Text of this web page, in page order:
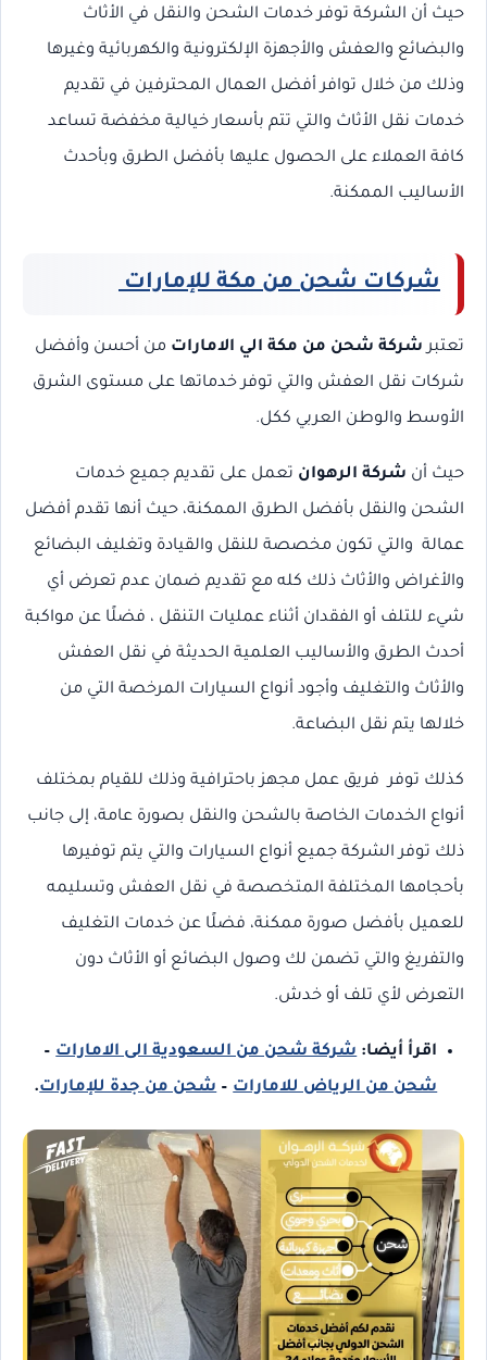
حيث أن الشركة توفر خدمات الشحن والنقل في الأثاث
والبضائع والعفش والأجهزة الإلكترونية والكهربائية وغيرها
وذلك من خلال توافر أفضل العمال المحترفين في تقديم
خدمات نقل الأثاث والتي تتم بأسعار خيالية مخفضة تساعد
كافة العملاء على الحصول عليها بأفضل الطرق وبأحدث
الأساليب الممكنة.
شركات شحن من مكة للإمارات
تعتبر شركة شحن من مكة الي الامارات من أحسن وأفضل
شركات نقل العفش والتي توفر خدماتها على مستوى الشرق
الأوسط والوطن العربي ككل.
حيث أن شركة الرهوان تعمل على تقديم جميع خدمات
الشحن والنقل بأفضل الطرق الممكنة، حيث أنها تقدم أفضل
عمالة والتي تكون مخصصة للنقل والقيادة وتغليف البضائع
والأغراض والأثاث ذلك كله مع تقديم ضمان عدم تعرض أي
شيء للتلف أو الفقدان أثناء عمليات التنقل ، فضلًا عن مواكبة
أحدث الطرق والأساليب العلمية الحديثة في نقل العفش
والأثاث والتغليف وأجود أنواع السيارات المرخصة التي من
خلالها يتم نقل البضاعة.
كذلك توفر فريق عمل مجهز باحترافية وذلك للقيام بمختلف
أنواع الخدمات الخاصة بالشحن والنقل بصورة عامة، إلى جانب
ذلك توفر الشركة جميع أنواع السيارات والتي يتم توفيرها
بأحجامها المختلفة المتخصصة في نقل العفش وتسليمه
للعميل بأفضل صورة ممكنة، فضلًا عن خدمات التغليف
والتفريغ والتي تضمن لك وصول البضائع أو الأثاث دون
التعرض لأي تلف أو خدش.
اقرأ أيضا:شركة شحن من السعودية الى الامارات–
شحن من الرياض للامارات–شحن من جدة للإمارات.